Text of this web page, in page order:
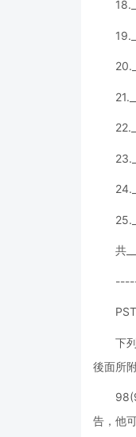
共
下
後面所
告，他